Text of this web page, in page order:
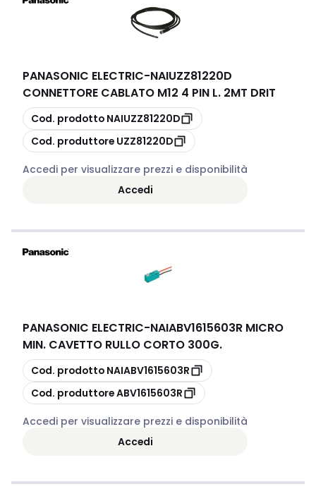
PANASONIC ELECTRIC-NAIUZZ81220D
CONNETTORE CABLATO M12 4 PIN L. 2MT DRIT
copia
Cod. prodotto NAIUZZ81220D
copia
Cod. produttore UZZ81220D
Accedi per visualizzare prezzi e disponibilità
Accedi
PANASONIC ELECTRIC-NAIABV1615603R MICRO
MIN. CAVETTO RULLO CORTO 300G.
copia
Cod. prodotto NAIABV1615603R
copia
Cod. produttoreABV1615603R
Accedi per visualizzare prezzi e disponibilità
Accedi